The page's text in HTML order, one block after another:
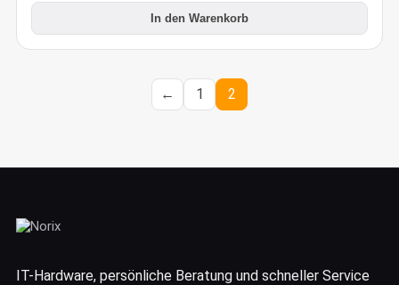
In den Warenkorb
← 1 2
IT-Hardware, persönliche Beratung und schneller Service